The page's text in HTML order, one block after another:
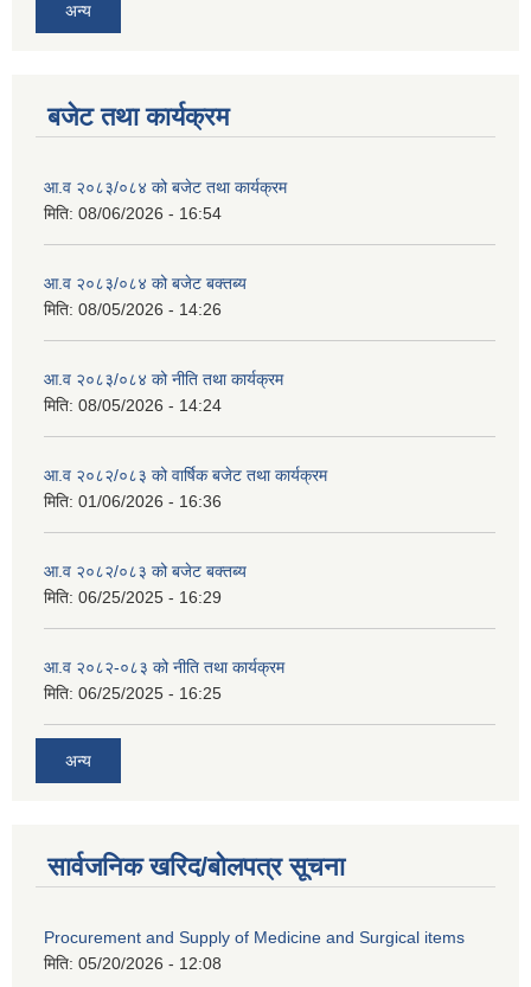
अन्य
बजेट तथा कार्यक्रम
आ.व २०८३/०८४ को बजेट तथा कार्यक्रम
मिति: 08/06/2026 - 16:54
आ.व २०८३/०८४ को बजेट बक्तब्य
मिति: 08/05/2026 - 14:26
आ.व २०८३/०८४ को नीति तथा कार्यक्रम
मिति: 08/05/2026 - 14:24
आ.व २०८२/०८३ को वार्षिक बजेट तथा कार्यक्रम
मिति: 01/06/2026 - 16:36
आ.व २०८२/०८३ को बजेट बक्तब्य
मिति: 06/25/2025 - 16:29
आ.व २०८२-०८३ को नीति तथा कार्यक्रम
मिति: 06/25/2025 - 16:25
अन्य
सार्वजनिक खरिद/बोलपत्र सूचना
Procurement and Supply of Medicine and Surgical items
मिति: 05/20/2026 - 12:08